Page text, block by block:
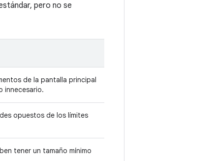
pero no se
de la pantalla principal
innecesario.
opuestos de los límites
tener un tamaño mínimo